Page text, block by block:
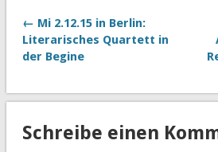
← Mi 2.12.15 in Berlin:
Literarisches Quartett in
der Begine
Schreibe einen